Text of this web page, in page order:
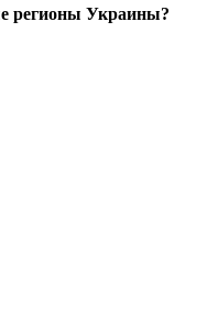
регионы Украины?